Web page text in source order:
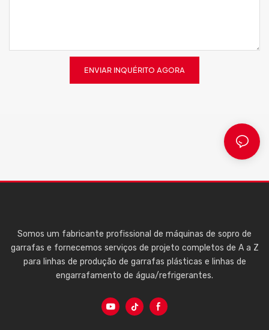
ENVIAR INQUÉRITO AGORA
Somos um fabricante profissional de máquinas de sopro de
garrafas e fornecemos serviços de projeto completos de A a Z
para linhas de produção de garrafas plásticas e linhas de
engarrafamento de água/refrigerantes.